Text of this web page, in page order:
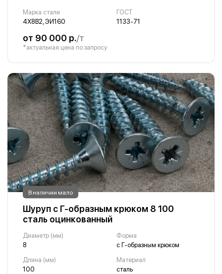
Марка стали
4Х8В2, ЭИ160
ГОСТ
1133-71
от 90 000 р./т
*актуальная цена по запросу
В наличии мало
Шуруп с Г-образным крюком 8 100
сталь оцинкованный
Диаметр (мм)
8
Форма
с Г-образным крюком
Длина (мм)
100
Материал
сталь